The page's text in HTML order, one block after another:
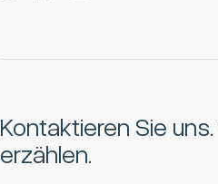
Kontaktieren Sie uns.
erzählen.